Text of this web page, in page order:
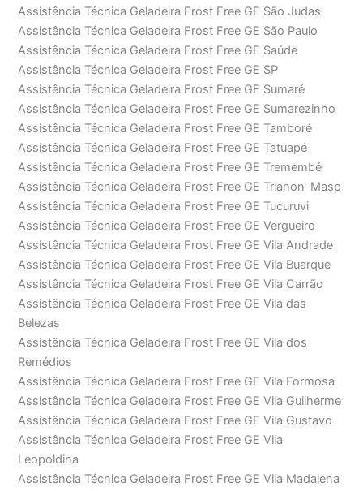
Assistência Técnica Geladeira Frost Free GE São Judas
Assistência Técnica Geladeira Frost Free GE São Paulo
Assistência Técnica Geladeira Frost Free GE Saúde
Assistência Técnica Geladeira Frost Free GE SP
Assistência Técnica Geladeira Frost Free GE Sumaré
Assistência Técnica Geladeira Frost Free GE Sumarezinho
Assistência Técnica Geladeira Frost Free GE Tamboré
Assistência Técnica Geladeira Frost Free GE Tatuapé
Assistência Técnica Geladeira Frost Free GE Tremembé
Assistência Técnica Geladeira Frost Free GE Trianon-Masp
Assistência Técnica Geladeira Frost Free GE Tucuruvi
Assistência Técnica Geladeira Frost Free GE Vergueiro
Assistência Técnica Geladeira Frost Free GE Vila Andrade
Assistência Técnica Geladeira Frost Free GE Vila Buarque
Assistência Técnica Geladeira Frost Free GE Vila Carrão
Assistência Técnica Geladeira Frost Free GE Vila das
Belezas
Assistência Técnica Geladeira Frost Free GE Vila dos
Remédios
Assistência Técnica Geladeira Frost Free GE Vila Formosa
Assistência Técnica Geladeira Frost Free GE Vila Guilherme
Assistência Técnica Geladeira Frost Free GE Vila Gustavo
Assistência Técnica Geladeira Frost Free GE Vila
Leopoldina
Assistência Técnica Geladeira Frost Free GE Vila Madalena